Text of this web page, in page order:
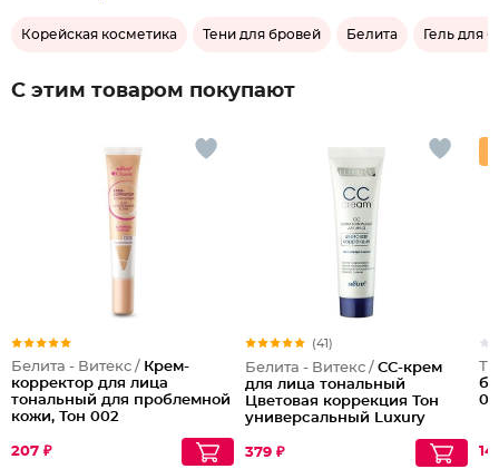
Корейская косметика Тени для бровей Белита Гель для
С этим товаром покупают
Белита - Витекс / Крем-
корректор для лица
тональный для проблемной
кожи, Тон 002
207 ₽
(41)
Белита - Витекс / CC-крем
для лица тональный
Цветовая коррекция Тон
универсальный Luxury
379 ₽